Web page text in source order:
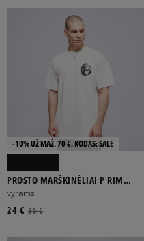
-10% UŽ MAŽ. 70 €, KODAS: SALE
PROSTO MARŠKINĖLIAI P RIM
WHITE
vyrams
35 €
24 €